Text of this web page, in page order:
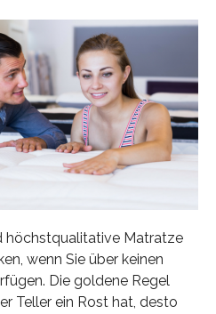
höchstqualitative Matratze
wenn Sie über keinen
Die goldene Regel
Teller ein Rost hat, desto